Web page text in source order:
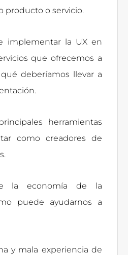
producto o servicio.
implementar la UX en
que ofrecemos a
deberíamos llevar a
herramientas
como creadores de
la economía de la
puede ayudarnos a
y mala experiencia de